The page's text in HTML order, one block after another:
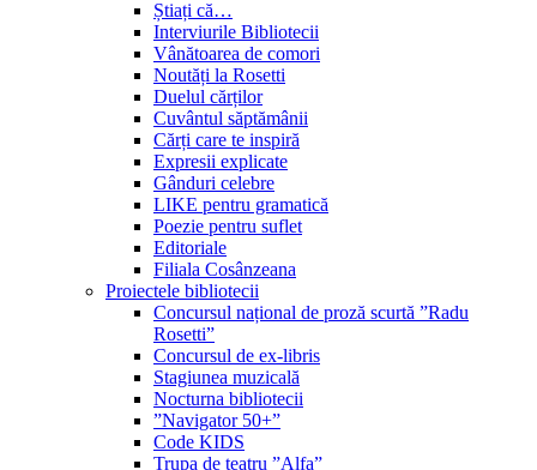
Știați că…
Interviurile Bibliotecii
Vânătoarea de comori
Noutăți la Rosetti
Duelul cărților
Cuvântul săptămânii
Cărți care te inspiră
Expresii explicate
Gânduri celebre
LIKE pentru gramatică
Poezie pentru suflet
Editoriale
Filiala Cosânzeana
Proiectele bibliotecii
Concursul național de proză scurtă ”Radu
Rosetti”
Concursul de ex-libris
Stagiunea muzicală
Nocturna bibliotecii
”Navigator 50+”
Code KIDS
Trupa de teatru ”Alfa”